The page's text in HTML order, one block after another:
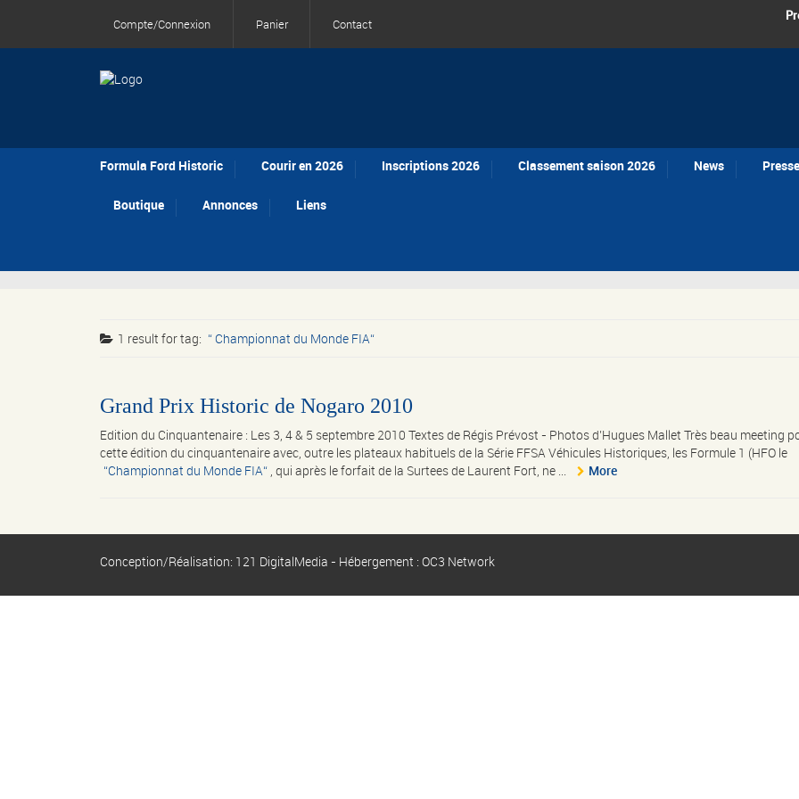
Compte/Connexion Panier Contact
Formula Ford Historic Courir en 2026 Inscriptions 2026 Classement saison 2026 News Presse
Boutique Annonces Liens
1 result fortag: Championnat du Monde FIA
Grand Prix Historic de Nogaro 2010
Edition du Cinquantenaire : Les 3, 4 & 5 septembre 2010 Textes de Régis Prévost - Photos d’Hugues Mallet Très beau meeting
cette édition du cinquantenaire avec, outre les plateaux habituels de la Série FFSA Véhicules Historiques, les Formule 1 (HFO le
Championnat du Monde FIA , qui après le forfait de la Surtees de Laurent Fort, ne ... More
Conception/Réalisation: 121 DigitalMedia - Hébergement : OC3 Network